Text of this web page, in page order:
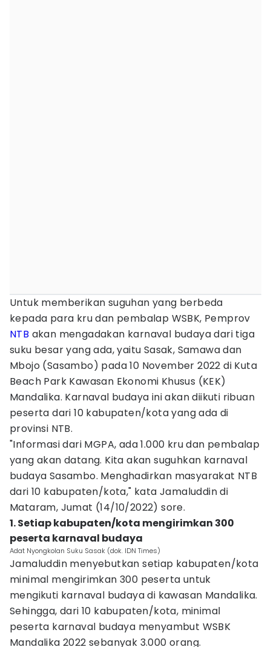
Untuk memberikan suguhan yang berbeda
kepada para kru dan pembalap WSBK, Pemprov
NTB akan mengadakan karnaval budaya dari tiga
suku besar yang ada, yaitu Sasak, Samawa dan
Mbojo (Sasambo) pada 10 November 2022 di Kuta
Beach Park Kawasan Ekonomi Khusus (KEK)
Mandalika. Karnaval budaya ini akan diikuti ribuan
peserta dari 10 kabupaten/kota yang ada di
provinsi NTB.
"Informasi dari MGPA, ada 1.000 kru dan pembalap
yang akan datang. Kita akan suguhkan karnaval
budaya Sasambo. Menghadirkan masyarakat NTB
dari 10 kabupaten/kota," kata Jamaluddin di
Mataram, Jumat (14/10/2022) sore.
1. Setiap kabupaten/kota mengirimkan 300
peserta karnaval budaya
Adat Nyongkolan Suku Sasak (dok. IDN Times)
Jamaluddin menyebutkan setiap kabupaten/kota
minimal mengirimkan 300 peserta untuk
mengikuti karnaval budaya di kawasan Mandalika.
Sehingga, dari 10 kabupaten/kota, minimal
peserta karnaval budaya menyambut WSBK
Mandalika 2022 sebanyak 3.000 orang.